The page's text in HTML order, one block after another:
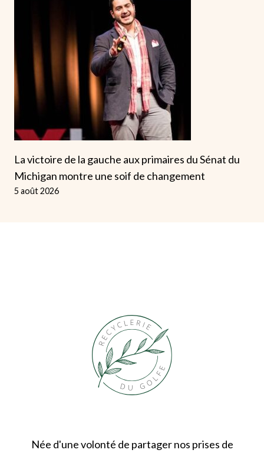
La victoire de la gauche aux primaires du Sénat du
Michigan montre une soif de changement
5 août 2026
Née d'une volonté de partager nos prises de